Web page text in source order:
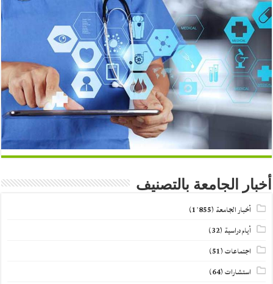
أخبار الجامعة بالتصنيف
أخبار الجامعة (1٬855)
أيام دراسية (32)
اجتماعات(51)
استشارات(64)